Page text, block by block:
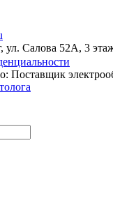
ул. Салова 52А, 3
Поставщик